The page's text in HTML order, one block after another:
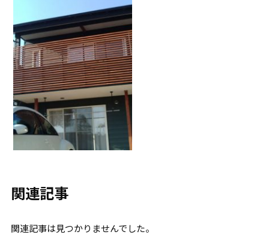
関連記事
関連記事は見つかりませんでした。